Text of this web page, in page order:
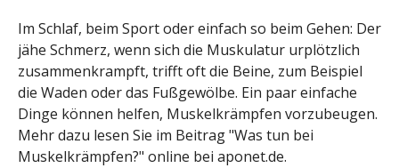
Im Schlaf, beim Sport oder einfach so beim Gehen: Der
jähe Schmerz, wenn sich die Muskulatur urplötzlich
zusammenkrampft, trifft oft die Beine, zum Beispiel
die Waden oder das Fußgewölbe. Ein paar einfache
Dinge können helfen, Muskelkrämpfen vorzubeugen.
Mehr dazu lesen Sie im Beitrag "Was tun bei
Muskelkrämpfen?" online bei aponet.de.